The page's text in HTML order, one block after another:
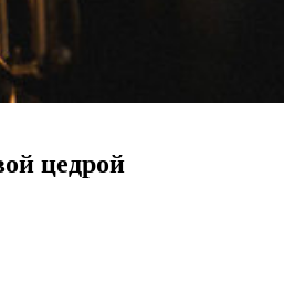
цедрой